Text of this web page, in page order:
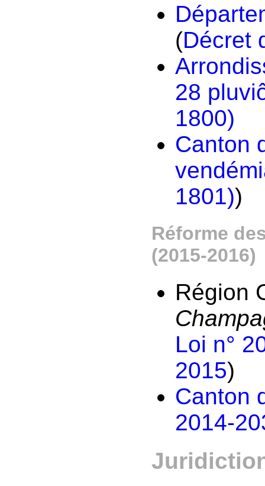
(Décret
28
1800)
Canton
1801))
Réforme
(2015-2016)
Région
Loi n°
2015)
Canton
2014-